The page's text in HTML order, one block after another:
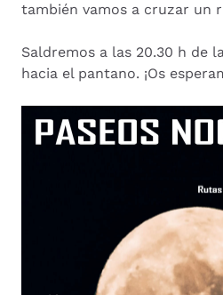
también vamos a cruzar un
Saldremos a las 20.30 h de
hacia el pantano. ¡Os